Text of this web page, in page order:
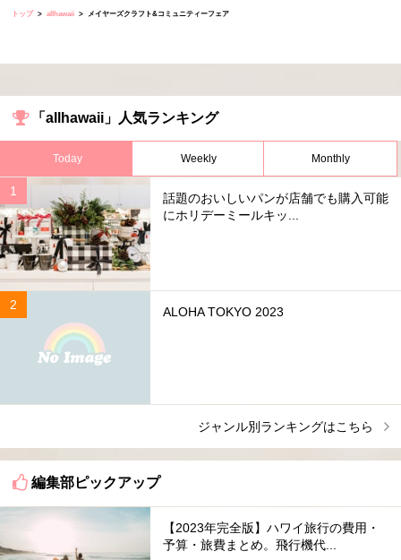
トップ allhawaii メイヤーズクラフト&コミュニティーフェア
「allhawaii」人気ランキング
Today Weekly Monthly
話題のおいしいパンが店舗でも購入可能
にホリデーミールキッ...
ALOHA TOKYO 2023
ジャンル別ランキングはこちら
編集部ピックアップ
【2023年完全版】ハワイ旅行の費用・
予算・旅費まとめ。飛行機代...